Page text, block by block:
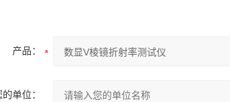
产品：
的单位：